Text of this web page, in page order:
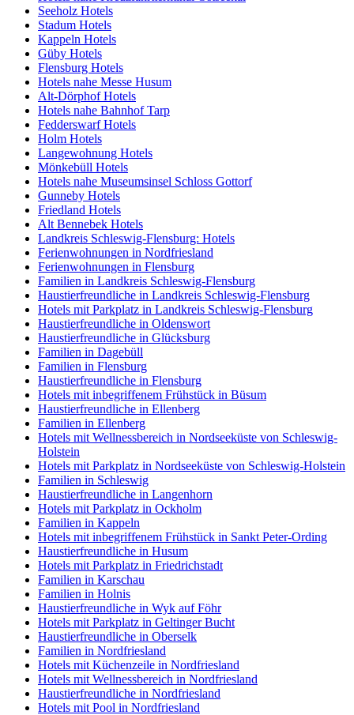
Seeholz Hotels
Stadum Hotels
Kappeln Hotels
Güby Hotels
Flensburg Hotels
Hotels nahe Messe Husum
Alt-Dörphof Hotels
Hotels nahe Bahnhof Tarp
Fedderswarf Hotels
Holm Hotels
Langewohnung Hotels
Mönkebüll Hotels
Hotels nahe Museumsinsel Schloss Gottorf
Gunneby Hotels
Friedland Hotels
Alt Bennebek Hotels
Landkreis Schleswig-Flensburg: Hotels
Ferienwohnungen in Nordfriesland
Ferienwohnungen in Flensburg
Familien in Landkreis Schleswig-Flensburg
Haustierfreundliche in Landkreis Schleswig-Flensburg
Hotels mit Parkplatz in Landkreis Schleswig-Flensburg
Haustierfreundliche in Oldenswort
Haustierfreundliche in Glücksburg
Familien in Dagebüll
Familien in Flensburg
Haustierfreundliche in Flensburg
Hotels mit inbegriffenem Frühstück in Büsum
Haustierfreundliche in Ellenberg
Familien in Ellenberg
Hotels mit Wellnessbereich in Nordseeküste von Schleswig-
Holstein
Hotels mit Parkplatz in Nordseeküste von Schleswig-Holstein
Familien in Schleswig
Haustierfreundliche in Langenhorn
Hotels mit Parkplatz in Ockholm
Familien in Kappeln
Hotels mit inbegriffenem Frühstück in Sankt Peter-Ording
Haustierfreundliche in Husum
Hotels mit Parkplatz in Friedrichstadt
Familien in Karschau
Familien in Holnis
Haustierfreundliche in Wyk auf Föhr
Hotels mit Parkplatz in Geltinger Bucht
Haustierfreundliche in Oberselk
Familien in Nordfriesland
Hotels mit Küchenzeile in Nordfriesland
Hotels mit Wellnessbereich in Nordfriesland
Haustierfreundliche in Nordfriesland
Hotels mit Pool in Nordfriesland